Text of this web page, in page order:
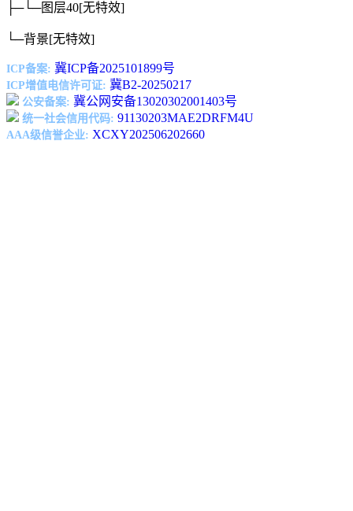
├─└─图层40[无特效]
└─背景[无特效]
ICP备案: 冀ICP备2025101899号
ICP增值电信许可证: 冀B2-20250217
公安备案: 冀公网安备13020302001403号
统一社会信用代码: 91130203MAE2DRFM4U
AAA级信誉企业: XCXY202506202660